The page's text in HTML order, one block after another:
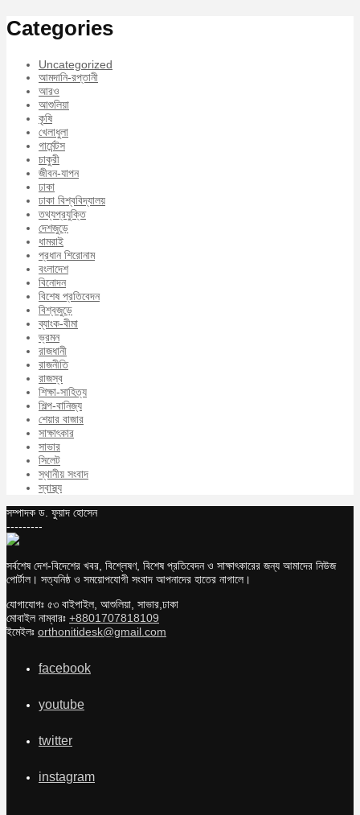
Categories
Uncategorized
আমদানি-রপ্তানী
আরও
আশুলিয়া
কৃষি
খেলাধুলা
গার্মেন্টস
চাকুরী
জীবন-যাপন
ঢাকা
ঢাকা বিশ্ববিদ্যালয়
তথ্যপ্রযুক্তি
দেশজুড়ে
ধামরাই
প্রধান শিরোনাম
বংলাদেশ
বিনোদন
বিশেষ প্রতিবেদন
বিশ্বজুড়ে
ব্যাংক-বীমা
ভ্রমন
রাজধানী
রাজনীতি
রাজস্ব
শিক্ষা-সাহিত্য
শিল্প-বানিজ্য
শেয়ার বাজার
সাক্ষাৎকার
সাভার
সিলেট
স্থানীয় সংবাদ
স্বাস্থ্য
সম্পাদক ড. ফুয়াদ হোসেন
---------
সর্বশেষ দেশ-বিদেশের খবর, বিশ্লেষণ, বিশেষ প্রতিবেদন ও সাক্ষাৎকারের জন্য আমাদের নিউজ
পোর্টাল। সত্যনিষ্ঠ ও সময়োপযোগী সংবাদ আপনাদের হাতের নাগালে।
যোগাযোগঃ ৫৩ বাইপাইল, আশুলিয়া, সাভার,ঢাকা
মোবাইল নাম্বারঃ +8801707818109
ইমেইলঃ orthonitidesk@gmail.com
facebook
youtube
twitter
instagram